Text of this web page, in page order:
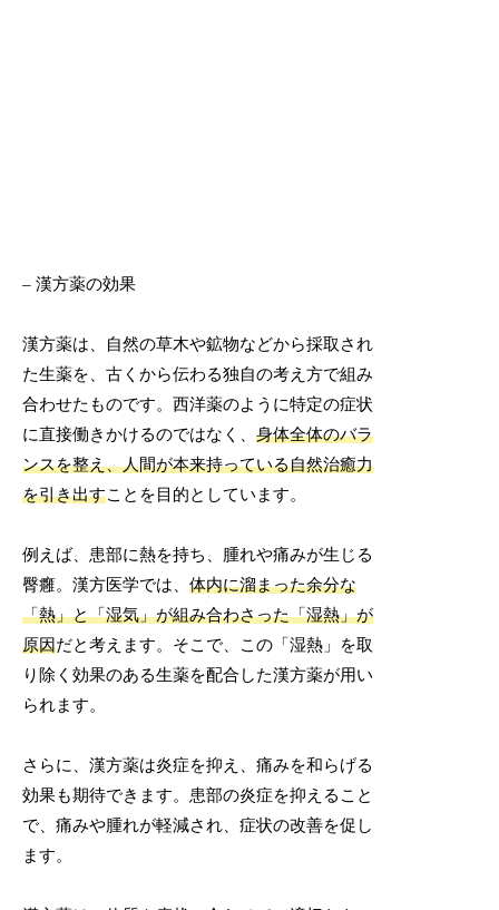
– 漢方薬の効果
漢方薬は、自然の草木や鉱物などから採取され
た生薬を、古くから伝わる独自の考え方で組み
合わせたものです。西洋薬のように特定の症状
に直接働きかけるのではなく、身体全体のバラ
ンスを整え、人間が本来持っている自然治癒力
を引き出すことを目的としています。
例えば、患部に熱を持ち、腫れや痛みが生じる
臀癰。漢方医学では、体内に溜まった余分な
「熱」と「湿気」が組み合わさった「湿熱」が
原因だと考えます。そこで、この「湿熱」を取
り除く効果のある生薬を配合した漢方薬が用い
られます。
さらに、漢方薬は炎症を抑え、痛みを和らげる
効果も期待できます。患部の炎症を抑えること
で、痛みや腫れが軽減され、症状の改善を促し
ます。